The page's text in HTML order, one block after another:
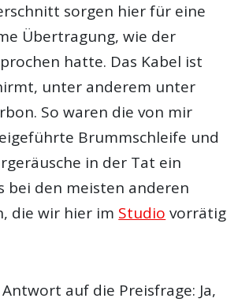
sorgen hier für eine
Übertragung, wie der
hatte. Das Kabel ist
unter anderem unter
So waren die von mir
Brummschleife und
in der Tat ein
bei den meisten anderen
die wir hier im Studio vorrätig
auf die Preisfrage: Ja,